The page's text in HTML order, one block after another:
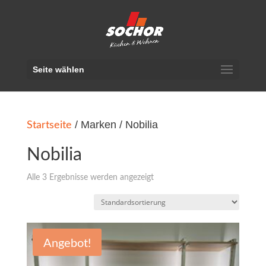
Seite wählen
Startseite / Marken / Nobilia
Nobilia
Alle 3 Ergebnisse werden angezeigt
Angebot!